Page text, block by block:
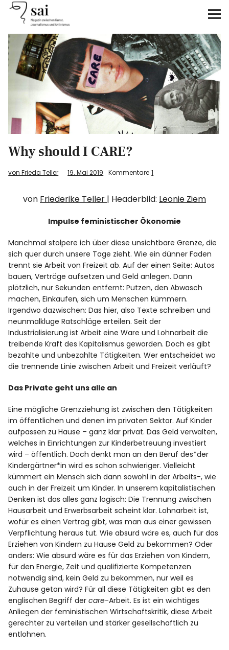
sai
Unterstützen
Klimagerechtigkeit
Antirassismus
Feminismen
Kunst&Literatur
FacebookInstagram
Info
Why should I CARE?
von Frieda Teller 19. Mai 2019 Kommentare 1
von Friederike Teller | Headerbild: Leonie Ziem
Impulse feministischer Ökonomie
Manchmal stolpere ich über diese unsichtbare Grenze, die
sich quer durch unsere Tage zieht. Wie ein dünner Faden
trennt sie Arbeit von Freizeit ab. Auf der einen Seite: Autos
bauen, Verträge aufsetzen und Geld anlegen. Dann
plötzlich, nur Sekunden entfernt: Putzen, den Abwasch
machen, Einkaufen, sich um Menschen kümmern.
Irgendwo dazwischen: Das hier, also Texte schreiben und
neunmalkluge Ratschläge erteilen. Seit der
Industrialisierung ist Arbeit eine Ware und Lohnarbeit die
treibende Kraft des Kapitalismus geworden. Doch es gibt
bezahlte und unbezahlte Tätigkeiten. Wer entscheidet wo
die trennende Linie zwischen Arbeit und Freizeit verläuft?
Das Private geht uns alle an
Eine mögliche Grenzziehung ist zwischen den Tätigkeiten
im öffentlichen und denen im privaten Sektor. Auf Kinder
aufpassen zu Hause – ganz klar privat. Das Geld verwalten,
welches in Einrichtungen zur Kinderbetreuung investiert
wird – öffentlich. Doch denkt man an den Beruf des*der
Kindergärtner*in wird es schon schwieriger. Vielleicht
kümmert ein Mensch sich dann sowohl in der Arbeits-, wie
auch in der Freizeit um Kinder. In unserem kapitalistischen
Denken ist das alles ganz logisch: Die Trennung zwischen
Hausarbeit und Erwerbsarbeit scheint klar. Lohnarbeit ist,
wofür es einen Vertrag gibt, was man aus einer gewissen
Verpflichtung heraus tut. Wie absurd wäre es, auch für das
Erziehen von Kindern zu Hause Geld zu bekommen? Oder
anders: Wie absurd wäre es für das Erziehen von Kindern,
für den Energie, Zeit und qualifizierte Kompetenzen
notwendig sind, kein Geld zu bekommen, nur weil es
Zuhause getan wird? Für all diese Tätigkeiten gibt es den
englischen Begriff dercare-Arbeit. Es ist ein wichtiges
Anliegen der feministischen Wirtschaftskritik, diese Arbeit
gerechter zu verteilen und stärker gesellschaftlich zu
entlohnen.